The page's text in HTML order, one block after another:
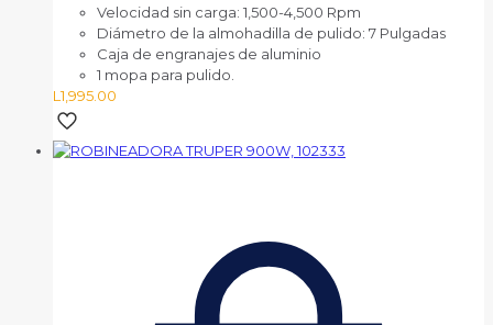
Velocidad sin carga: 1,500-4,500 Rpm
Diámetro de la almohadilla de pulido: 7 Pulgadas
Caja de engranajes de aluminio
1 mopa para pulido.
L1,995.00